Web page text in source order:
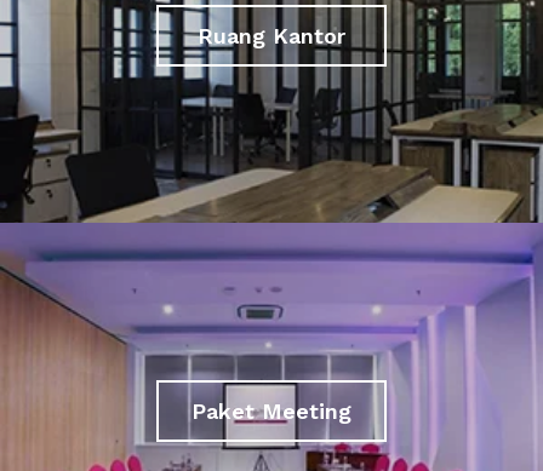
Ruang Kantor
Paket Meeting